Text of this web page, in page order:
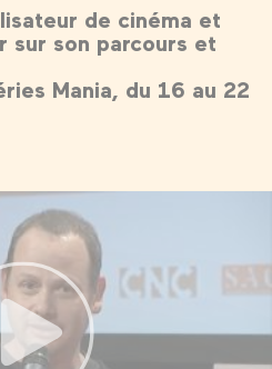
de cinéma et
sur son parcours et
Mania, du 16 au 22